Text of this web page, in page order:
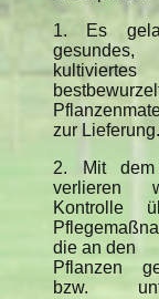
1. Es
zur Lieferung.
2. Mit dem
verlieren
Kontrolle
die an den
Pflanzen
bzw.